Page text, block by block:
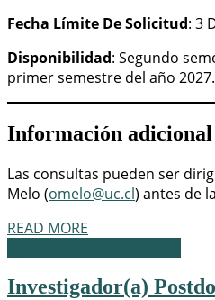
Fecha Límite De Solicitud: 3
Disponibilidad: Segundo
primer semestre del año 2027.
Información adicional
Las consultas pueden ser
Melo (omelo@uc.cl) antes de
READ MORE
Investigador(a)